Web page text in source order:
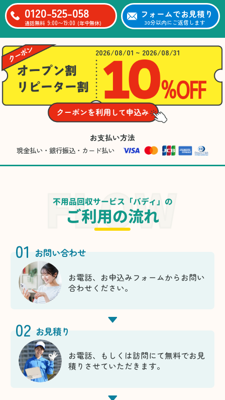
0120-525-058
通話無料 9:00〜19:00 (年中無休)
フォームでお見積り
30分以内にご返信します
2026/08/01 ~ 2026/08/31
お支払い方法
現金払い・銀行振込・カード払い
不用品回収サービス「バディ」の
ご利用の流れ
01 お問い合わせ
お電話、お申込みフォームからお問い
合わせください。
02 お見積り
お電話、もしくは訪問にて無料でお見
積りさせていただきます。